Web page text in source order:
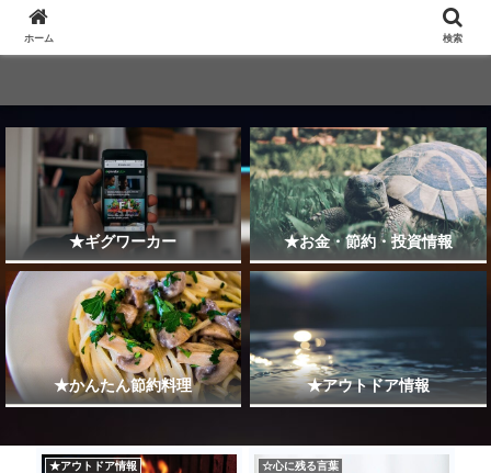
★ギグワーカー ★お金・節約・投資情報
★かんたん節約料理 ★アウトドア情報
★アウトドア情報 ☆心に残る言葉
ホーム 検索